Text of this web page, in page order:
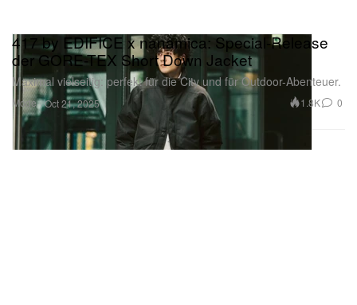
Mode
417 by EDIFICE x nanamica: Special-Release
der GORE-TEX Short Down Jacket
Maximal vielseitig: perfekt für die City und für Outdoor-Abenteuer.
Oct 21, 2025 1.8K 0